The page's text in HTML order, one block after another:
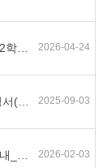
2026-04-24
2025-09-03
2026-02-03